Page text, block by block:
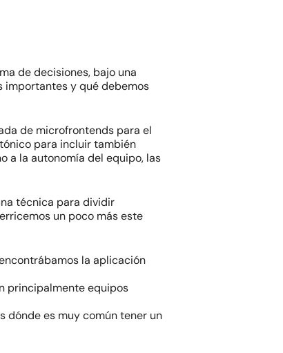
de decisiones, bajo una
importantes y qué debemos
de microfrontends para el
para incluir también
a la autonomía del equipo, las
técnica para dividir
un poco más este
la aplicación
principalmente equipos
es muy común tener un